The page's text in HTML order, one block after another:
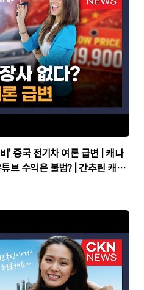
' 중국 전기차 여론 급변 | 캐나
은 불법? | 간추린 캐나
안뉴스